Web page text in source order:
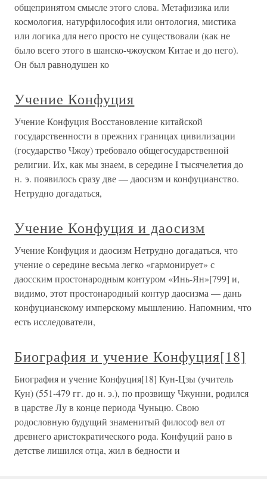
общепринятом смысле этого слова. Метафизика или
космология, натурфилософия или онтология, мистика
или логика для него просто не существовали (как не
было всего этого в шанско-чжоуском Китае и до него).
Он был равнодушен ко
Учение Конфуция
Учение Конфуция Восстановление китайской
государственности в прежних границах цивилизации
(государство Чжоу) требовало общегосударственной
религии. Их, как мы знаем, в середине I тысячелетия до
н. э. появилось сразу две — даосизм и конфуцианство.
Нетрудно догадаться,
Учение Конфуция и даосизм
Учение Конфуция и даосизм Нетрудно догадаться, что
учение о середине весьма легко «гармонирует» с
даосским простонародным контуром «Инь-Ян»[799] и,
видимо, этот простонародный контур даосизма — дань
конфуцианскому имперскому мышлению. Напомним, что
есть исследователи,
Биография и учение Конфуция[18]
Биография и учение Конфуция[18] Кун-Цзы (учитель
Кун) (551-479 гг. до н. э.), по прозвищу Чжунни, родился
в царстве Лу в конце периода Чуньцю. Свою
родословную будущий знаменитый философ вел от
древнего аристократического рода. Конфуций рано в
детстве лишился отца, жил в бедности и